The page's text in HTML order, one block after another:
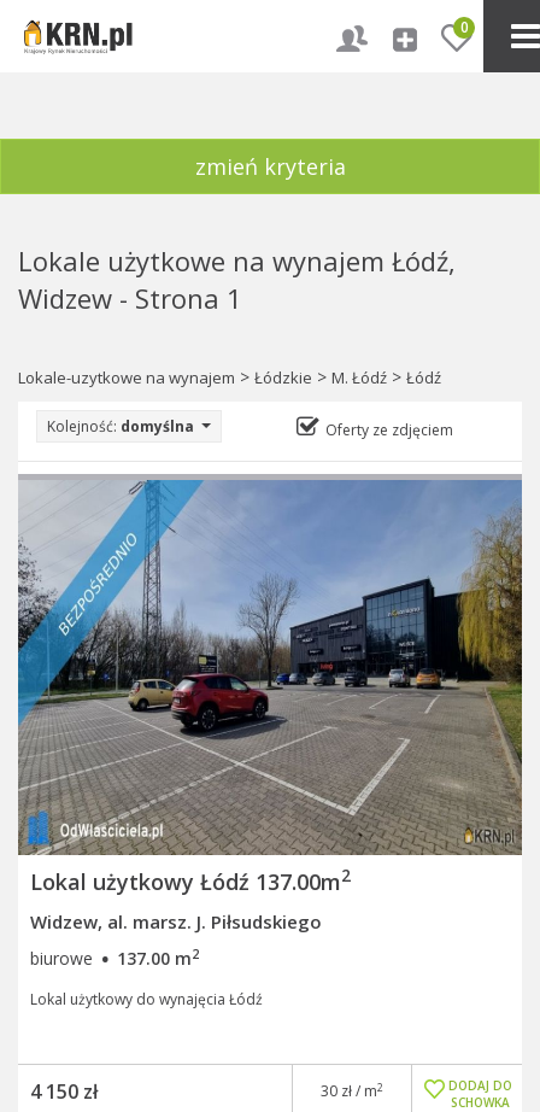
0
zmień kryteria
Lokale użytkowe na wynajem Łódź,
Widzew - Strona 1
Lokale-uzytkowe na wynajem > Łódzkie > M. Łódź > Łódź
Kolejność: domyślna Oferty ze zdjęciem
Lokal użytkowy Łódź 137.00m2
Widzew, al. marsz. J. Piłsudskiego
biurowe · 137.00 m2
Lokal użytkowy do wynajęcia Łódź
4 150 zł
DODAJ DO
SCHOWKA
30 zł / m2